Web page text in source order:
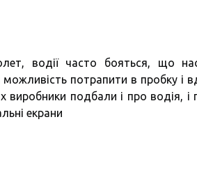
водії часто бояться, що
потрапити в пробку і
подбали і про водія, і
екрани